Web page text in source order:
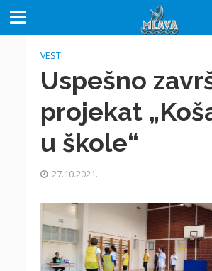
VESTI
Uspešno
projekat
u škole“
27.10.2021.